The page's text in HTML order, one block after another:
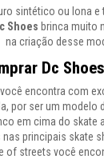
sintético ou lona
Shoes brinca muito
na criação desse
Dc
encontra com
por ser um modelo
em cima do skate
nas principais skate
of streets você